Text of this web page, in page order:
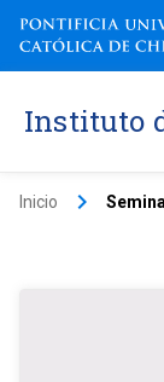
Instituto
Inicio keyboard_arrow_right